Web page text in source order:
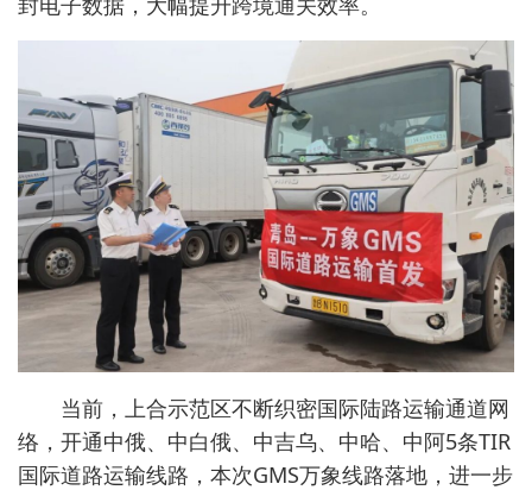
当前，上合示范区不断织密国际陆路运输通道网
络，开通中俄、中白俄、中吉乌、中哈、中阿5条TIR
国际道路运输线路，本次GMS万象线路落地，进一步